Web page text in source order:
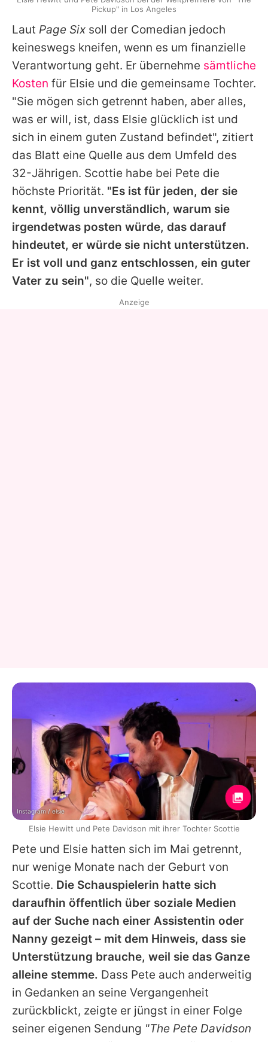
Laut Page Six soll der Comedian jedoch
keineswegs kneifen, wenn es um finanzielle
Verantwortung geht. Er übernehme sämtliche
Kosten für Elsie und die gemeinsame Tochter.
"Sie mögen sich getrennt haben, aber alles,
was er will, ist, dass Elsie glücklich ist und
sich in einem guten Zustand befindet", zitiert
das Blatt eine Quelle aus dem Umfeld des
32-Jährigen. Scottie habe bei Pete die
höchste Priorität. "Es ist für jeden, der sie
kennt, völlig unverständlich, warum sie
irgendetwas posten würde, das darauf
hindeutet, er würde sie nicht unterstützen.
Er ist voll und ganz entschlossen, ein guter
Vater zu sein", so die Quelle weiter.
Pete und Elsie hatten sich im Mai getrennt,
nur wenige Monate nach der Geburt von
Scottie. Die Schauspielerin hatte sich
daraufhin öffentlich über soziale Medien
auf der Suche nach einer Assistentin oder
Nanny gezeigt – mit dem Hinweis, dass sie
Unterstützung brauche, weil sie das Ganze
alleine stemme. Dass Pete auch anderweitig
in Gedanken an seine Vergangenheit
zurückblickt, zeigte er jüngst in einer Folge
seiner eigenen Sendung "The Pete Davidson
Pickup" in Los Angeles
Anzeige
Instagram / elsie
Elsie Hewitt und Pete Davidson mit ihrer Tochter Scottie